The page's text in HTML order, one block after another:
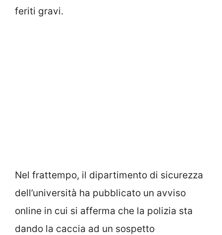
feriti gravi.
Nel frattempo, il dipartimento di sicurezza
dell’università ha pubblicato un avviso
online in cui si afferma che la polizia sta
dando la caccia ad un sospetto